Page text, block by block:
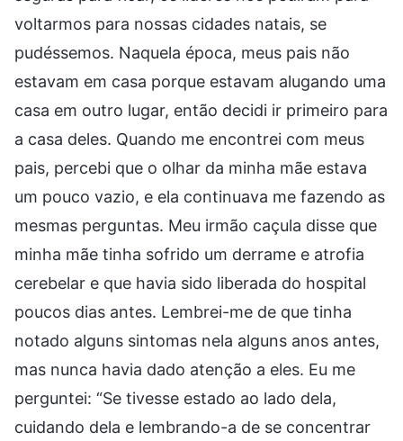
voltarmos para nossas cidades natais, se
pudéssemos. Naquela época, meus pais não
estavam em casa porque estavam alugando uma
casa em outro lugar, então decidi ir primeiro para
a casa deles. Quando me encontrei com meus
pais, percebi que o olhar da minha mãe estava
um pouco vazio, e ela continuava me fazendo as
mesmas perguntas. Meu irmão caçula disse que
minha mãe tinha sofrido um derrame e atrofia
cerebelar e que havia sido liberada do hospital
poucos dias antes. Lembrei-me de que tinha
notado alguns sintomas nela alguns anos antes,
mas nunca havia dado atenção a eles. Eu me
perguntei: “Se tivesse estado ao lado dela,
cuidando dela e lembrando-a de se concentrar